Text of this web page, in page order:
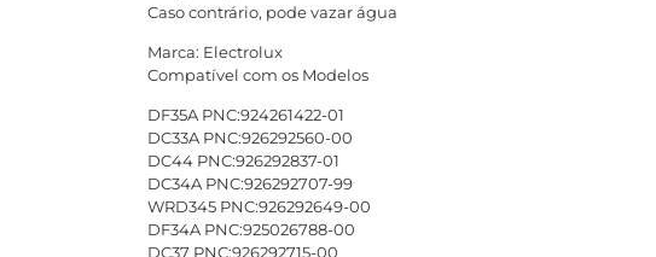
Caso contrário, pode vazar água
Marca: Electrolux
Compatível com os Modelos
DF35A PNC:924261422-01
DC33A PNC:926292560-00
DC44 PNC:926292837-01
DC34A PNC:926292707-99
WRD345 PNC:926292649-00
DF34A PNC:925026788-00
DC37 PNC:926292715-00